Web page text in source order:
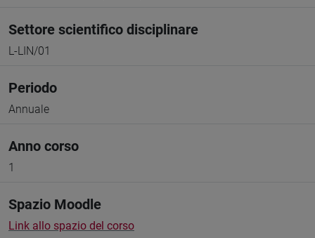
Settore scientifico disciplinare
L-LIN/01
Periodo
Annuale
Anno corso
1
Spazio Moodle
Link allo spazio del corso